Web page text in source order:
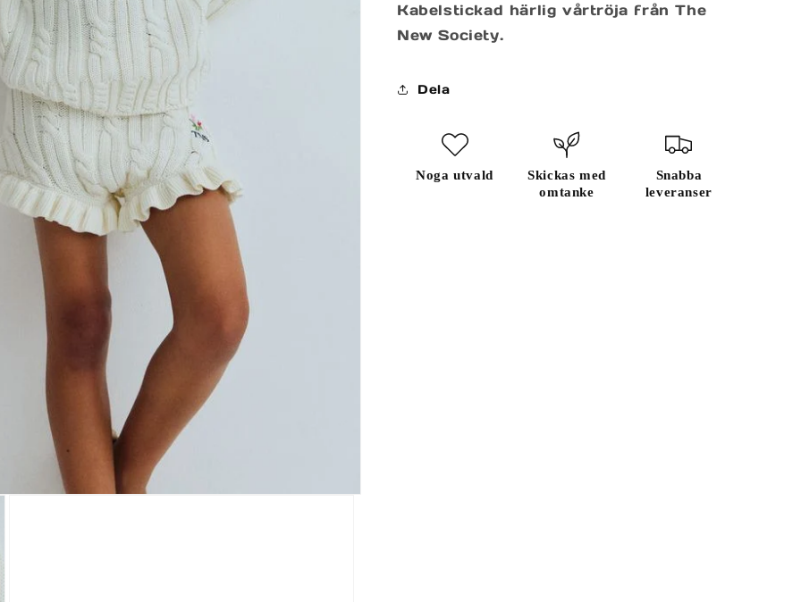
Kabelstickad härlig vårtröja från The
New Society.
Dela
Noga utvald
Skickas med
omtanke
Snabba
leveranser